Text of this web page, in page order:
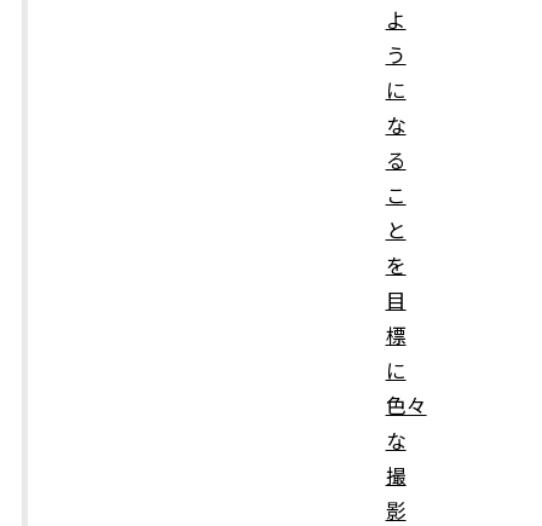
よ
う
に
な
る
こ
と
を
目
標
に
色々
な
撮
影